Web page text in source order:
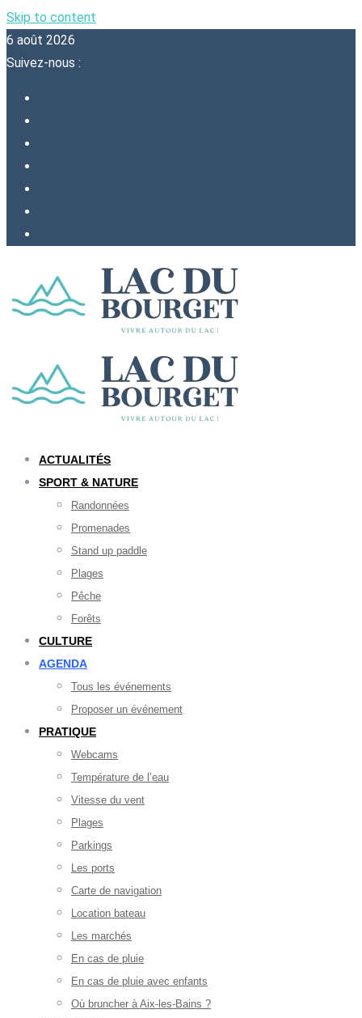
Skip to content
6 août 2026
Suivez-nous :
ACTUALITÉS
SPORT & NATURE
Randonnées
Promenades
Stand up paddle
Plages
Pêche
Forêts
CULTURE
AGENDA
Tous les événements
Proposer un événement
PRATIQUE
Webcams
Température de l’eau
Vitesse du vent
Plages
Parkings
Les ports
Carte de navigation
Location bateau
Les marchés
En cas de pluie
En cas de pluie avec enfants
Où bruncher à Aix-les-Bains ?